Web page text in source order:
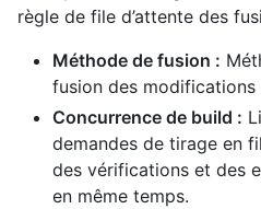
règle de file d’attente des
Méthode de fusion :
fusion des modifications
Concurrence de build :
demandes de tirage en
des vérifications et des
en même temps.